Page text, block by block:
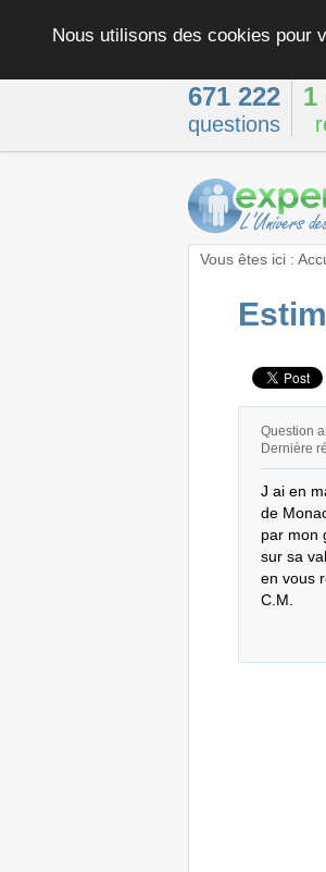
Nous utilisons des cookies pour
671 222
questions
1
Vous êtes ici :
Question
Dernière
J ai en
de
par mon
sur sa
en vous
C.M.